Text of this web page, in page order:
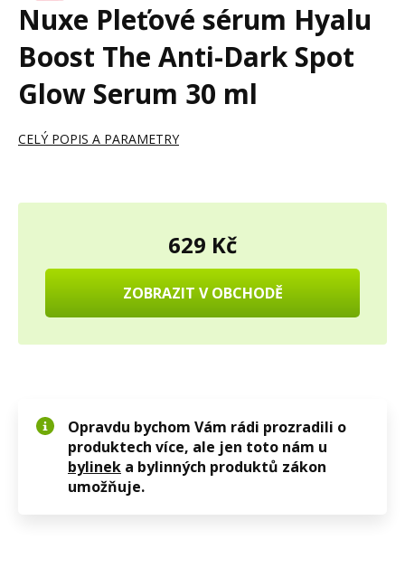
Nuxe Pleťové sérum Hyalu
Boost The Anti-Dark Spot
Glow Serum 30 ml
CELÝ POPIS A PARAMETRY
629 Kč
ZOBRAZIT V OBCHODĚ
Opravdu bychom Vám rádi prozradili o
produktech více, ale jen toto nám u
bylinek a bylinných produktů zákon
umožňuje.